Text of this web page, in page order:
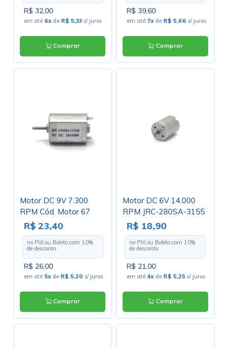
R$ 32,00
em até 6x de R$ 5,33 s/ juros
Comprar
R$ 39,60
em até 7x de R$ 5,66 s/ juros
Comprar
Motor DC 9V 7.300
RPM Cód. Motor 67
R$ 23,40
no PIX ou Boleto com 10%
de desconto
R$ 26,00
em até 5x de R$ 5,20 s/ juros
Comprar
Motor DC 6V 14.000
RPM JRC-280SA-3155
- Cód. Motor 03.B
R$ 18,90
no PIX ou Boleto com 10%
de desconto
R$ 21,00
em até 4x de R$ 5,25 s/ juros
Comprar